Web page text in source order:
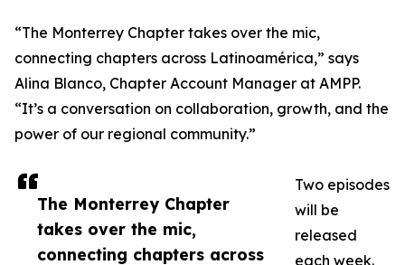
The Monterrey Chapter
takes over the mic,
connecting chapters across
“The Monterrey Chapter takes over the mic,
connecting chapters across Latinoamérica,” says
Alina Blanco, Chapter Account Manager at AMPP.
“It’s a conversation on collaboration, growth, and the
power of our regional community.”
Two episodes
will be
released
each week.